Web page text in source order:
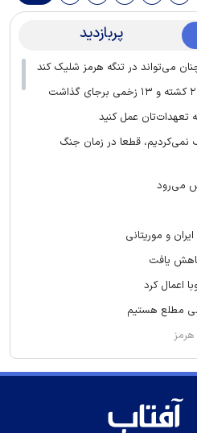
پربازدید
تعهدات‌تان عمل کنید
نمی‌کردیم، قطعا در زمان جنگ
می‌رود
و موریتانی
اعمال کرد
مطلع هستیم
را صادر کرد